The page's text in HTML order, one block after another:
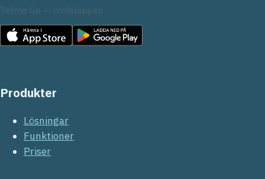
Telme Go — mobilappen
Produkter
Lösningar
Funktioner
Priser